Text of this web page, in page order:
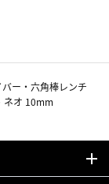
バー・六角棒レンチ
ネオ 10mm